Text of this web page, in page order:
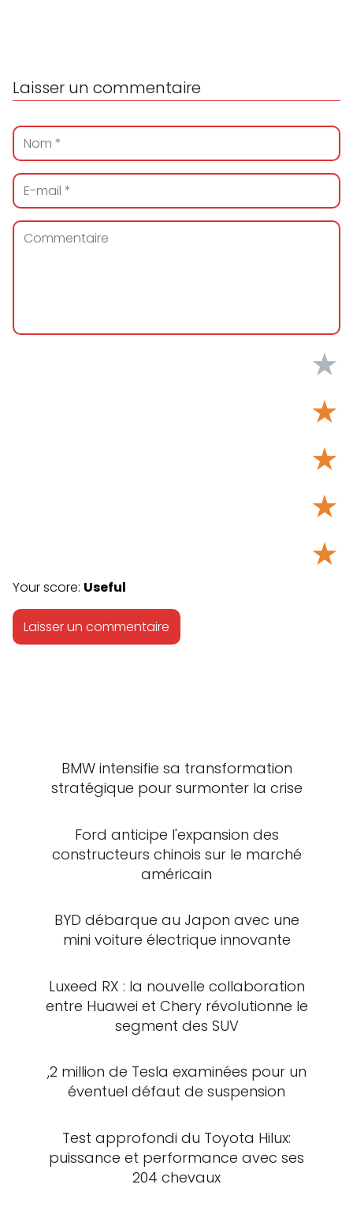
Laisser un commentaire
★
★
★
★
★
Your score: Useful
BMW intensifie sa transformation
stratégique pour surmonter la crise
Ford anticipe l'expansion des
constructeurs chinois sur le marché
américain
BYD débarque au Japon avec une
mini voiture électrique innovante
Luxeed RX : la nouvelle collaboration
entre Huawei et Chery révolutionne le
segment des SUV
,2 million de Tesla examinées pour un
éventuel défaut de suspension
Test approfondi du Toyota Hilux:
puissance et performance avec ses
204 chevaux